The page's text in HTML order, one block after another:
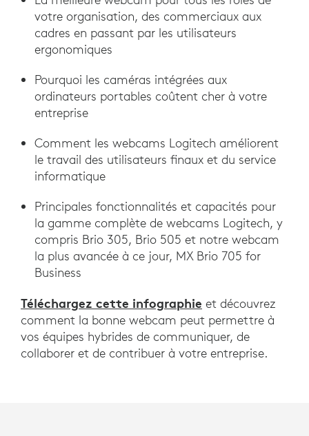
votre organisation, des commerciaux aux
cadres en passant par les utilisateurs
ergonomiques
Pourquoi les caméras intégrées aux
ordinateurs portables coûtent cher à votre
entreprise
Comment les webcams Logitech améliorent
le travail des utilisateurs finaux et du service
informatique
Principales fonctionnalités et capacités pour
la gamme complète de webcams Logitech, y
compris Brio 305, Brio 505 et notre webcam
la plus avancée à ce jour, MX Brio 705 for
Business
Téléchargez cette infographie et découvrez
comment la bonne webcam peut permettre à
vos équipes hybrides de communiquer, de
collaborer et de contribuer à votre entreprise.